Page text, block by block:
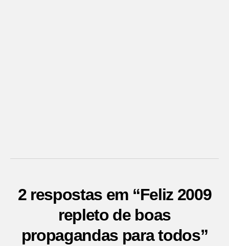
2 respostas em “Feliz 2009
repleto de boas
propagandas para todos”